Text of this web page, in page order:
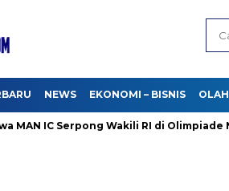
NEWS EKONOMI – BISNIS
IC Serpong Wakili RI di Olimpiade